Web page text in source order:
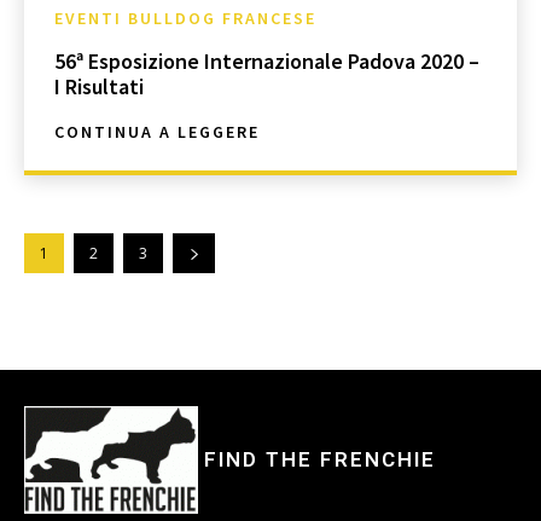
EVENTI BULLDOG FRANCESE
56ª Esposizione Internazionale Padova 2020 –
I Risultati
CONTINUA A LEGGERE
1 2 3
FIND THE FRENCHIE